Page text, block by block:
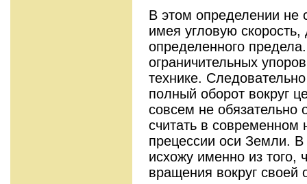
В этом определении не
имея угловую скорость,
определенного
ограничительных
технике.
полный оборот вокруг
совсем не обязательно
считать в современном
прецессии оси Земли.
исхожу именно из того,
вращения вокруг своей